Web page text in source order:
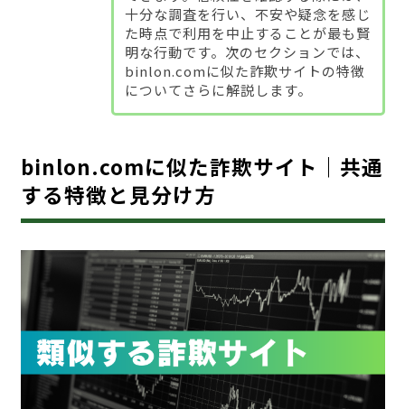
十分な調査を行い、不安や疑念を感じ
た時点で利用を中止することが最も賢
明な行動です。次のセクションでは、
binlon.comに似た詐欺サイトの特徴
についてさらに解説します。
binlon.comに似た詐欺サイト｜共通
する特徴と見分け方